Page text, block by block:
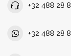
+32 488 28
+32 488 28